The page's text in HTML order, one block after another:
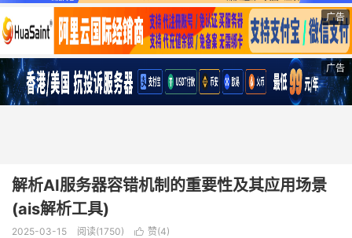
广告
广告
解析AI服务器容错机制的重要性及其应用场景
(ais解析工具)
2025-03-15 阅读(1750)  赞(4)